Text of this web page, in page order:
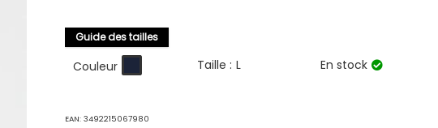
Guide des tailles
Couleur Taille : L En stock
EAN:3492215067980